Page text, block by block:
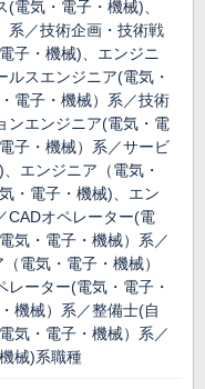
電気・電子・機械)、
系／技術企画・技術戦
子・機械)、エンジニ
スエンジニア(電気・
電子・機械）系／技術
ンエンジニア(電気・電
子・機械）系／サービ
エンジニア（電気・
・電子・機械)、エン
CADオペレーター(電
気・電子・機械）系／
電気・電子・機械）
ーター(電気・電子・
機械）系／整備士(自
気・電子・機械）系／
械)系職種